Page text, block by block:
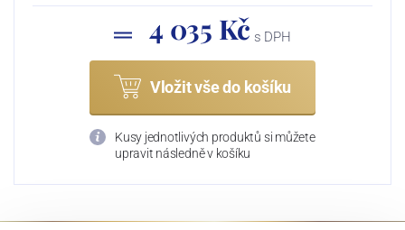
4 035 Kč s DPH
Vložit vše do košíku
Kusy jednotlivých produktů si můžete
upravit následně v košíku